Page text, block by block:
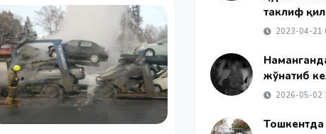
таклиф
2023-04-21
жўнатиб
2026-05-02
Тошкентда